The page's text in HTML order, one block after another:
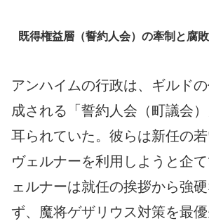
既得権益層（誓約人会）の牽制と腐
アンハイムの行政は、ギルド
成される「誓約人会（町議会
耳られていた。彼らは新任の
ヴェルナーを利用しようと企
ェルナーは就任の挨拶から強
ず、魔将ゲザリウス対策を最